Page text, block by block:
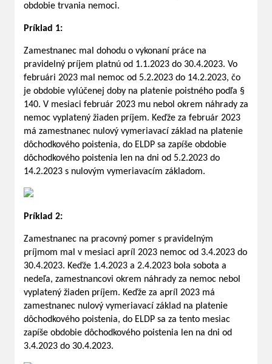
obdobie trvania nemoci.
Príklad 1:
Zamestnanec mal dohodu o vykonaní práce na
pravidelný príjem platnú od 1.1.2023 do 30.4.2023. Vo
februári 2023 mal nemoc od 5.2.2023 do 14.2.2023, čo
je obdobie vylúčenej doby na platenie poistného podľa §
140. V mesiaci február 2023 mu nebol okrem náhrady za
nemoc vyplatený žiaden príjem. Keďže za február 2023
má zamestnanec nulový vymeriavací základ na platenie
dôchodkového poistenia, do ELDP sa zapíše obdobie
dôchodkového poistenia len na dni od 5.2.2023 do
14.2.2023 s nulovým vymeriavacím základom.
Príklad 2:
Zamestnanec na pracovný pomer s pravidelným
príjmom mal v mesiaci apríl 2023 nemoc od 3.4.2023 do
30.4.2023. Keďže 1.4.2023 a 2.4.2023 bola sobota a
nedeľa, zamestnancovi okrem náhrady za nemoc nebol
vyplatený žiaden príjem. Keďže za apríl 2023 má
zamestnanec nulový vymeriavací základ na platenie
dôchodkového poistenia, do ELDP sa za tento mesiac
zapíše obdobie dôchodkového poistenia len na dni od
3.4.2023 do 30.4.2023.